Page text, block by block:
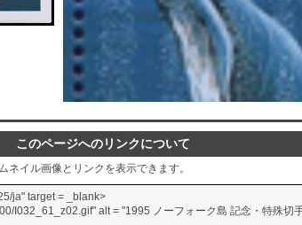
このページへのリンクについて
イル画像とリンクを表示できます。